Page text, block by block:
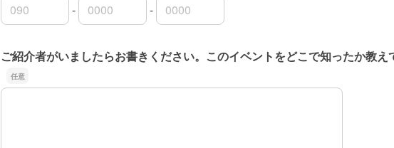
連絡先の市外局番
-
連絡先の市内局番 -
連絡先の加入者番号
ご紹介者がいましたらお書きください。このイベントをどこで知ったか教え
ご紹介者がいましたらお書きください。このイベントをどこで知ったか教え